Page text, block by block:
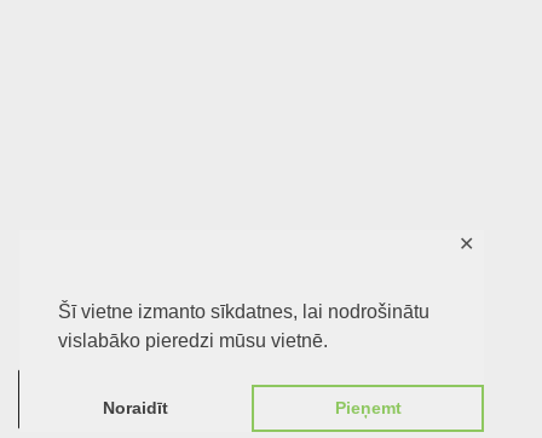
Šī vietne izmanto sīkdatnes, lai nodrošinātu
vislabāko pieredzi mūsu vietnē.
Noraidīt Pieņemt
✕